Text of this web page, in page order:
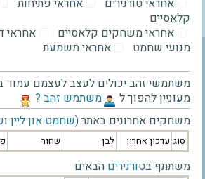
אחראי טורנירים
אחראי פתיחות
קלאסיים
אחראי משחקים קלאסיים
אחראי
מנועי שחמט
אחראי משמעת
משתמשי זהב יכולים לעצב לעצמם עמוד
מעוניין להפוך ל
‫משתמש זהב ?‬
משחקים אחרונים באתר (שחמט און ליין ו
סוג עדכון אחרון לבן שחור
משתתף בטורנירים הבאים